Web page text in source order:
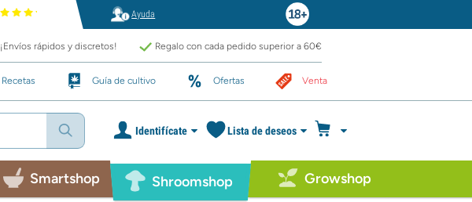
Ayuda
¡Envíos rápidos y discretos! Regalo con cada pedido superior a 60€
Recetas Guía de cultivo Ofertas Venta
Identifícate Lista de deseos
Smartshop Shroomshop Growshop